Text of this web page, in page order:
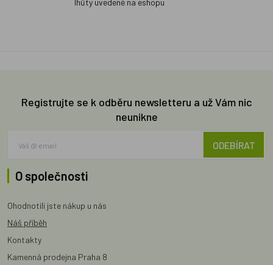
lhůty uvedené na eshopu
Registrujte se k odběru newsletteru a už Vám nic
neunikne
ODEBÍRAT
O společnosti
Ohodnotili jste nákup u nás
Náš příběh
Kontakty
Kamenná prodejna Praha 8